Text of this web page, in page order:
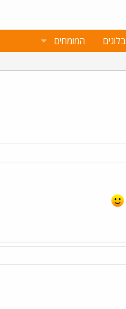
בלוגים המומחים